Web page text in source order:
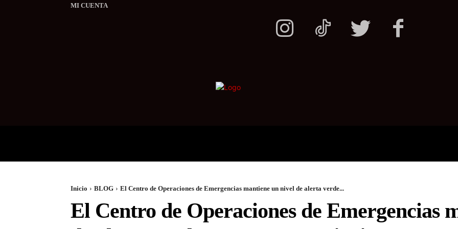
MI CUENTA
Inicio BLOG El Centro de Operaciones de Emergencias mantiene un nivel de alerta verde...
El Centro de Operaciones de Emergencias